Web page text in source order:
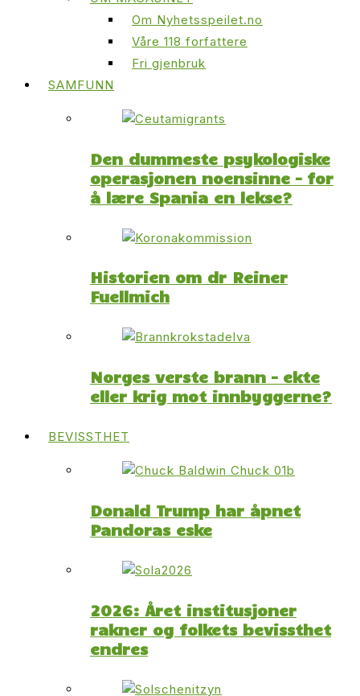
Om Nyhetsspeilet.no
Våre 118 forfattere
Fri gjenbruk
SAMFUNN
Den dummeste psykologiske
operasjonen noensinne – for
å lære Spania en lekse?
Historien om dr Reiner
Fuellmich
Norges verste brann – ekte
eller krig mot innbyggerne?
BEVISSTHET
Donald Trump har åpnet
Pandoras eske
2026: Året institusjoner
rakner og folkets bevissthet
endres